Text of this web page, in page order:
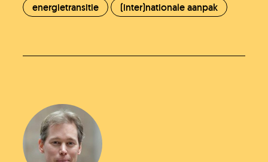
energietransitie (inter)nationale aanpak